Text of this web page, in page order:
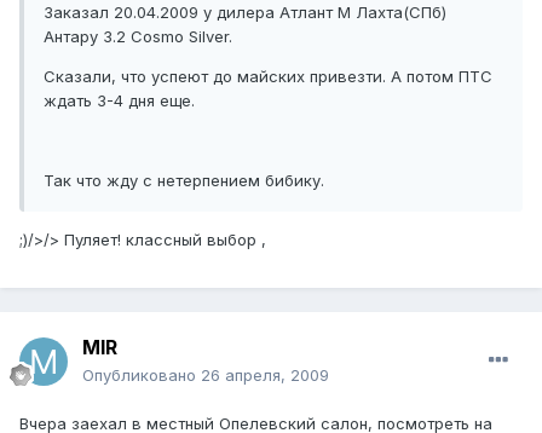
Заказал 20.04.2009 у дилера Атлант М Лахта(СПб)
Антару 3.2 Cosmo Silver.
Сказали, что успеют до майских привезти. А потом ПТС
ждать 3-4 дня еще.
Так что жду с нетерпением бибику.
;)/>/> Пуляет! классный выбор ,
MIR
Опубликовано 26 апреля, 2009
Вчера заехал в местный Опелевский салон, посмотреть на